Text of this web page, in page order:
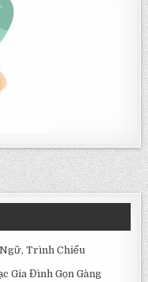
Trình Chiếu
Gia Đình Gọn Gàng